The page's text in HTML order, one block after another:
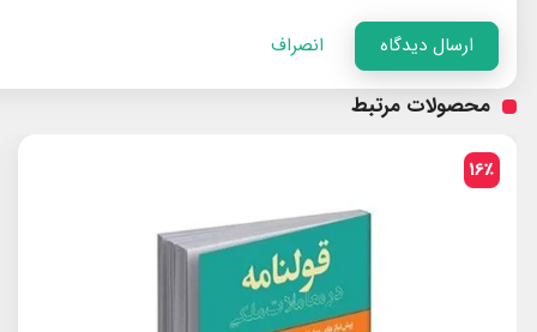
ارسال دیدگاه انصراف
محصولات مرتبط